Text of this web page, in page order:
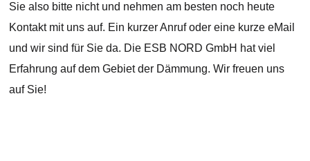
Sie also bitte nicht und nehmen am besten noch heute
Kontakt mit uns auf. Ein kurzer Anruf oder eine kurze eMail
und wir sind für Sie da. Die ESB NORD GmbH hat viel
Erfahrung auf dem Gebiet der Dämmung. Wir freuen uns
auf Sie!